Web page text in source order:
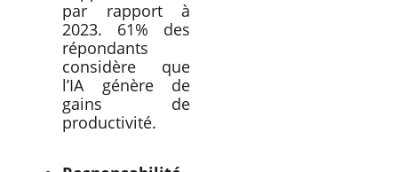
par rapport à
2023. 61% des
répondants
considère que
l’IA génère de
gains de
productivité.